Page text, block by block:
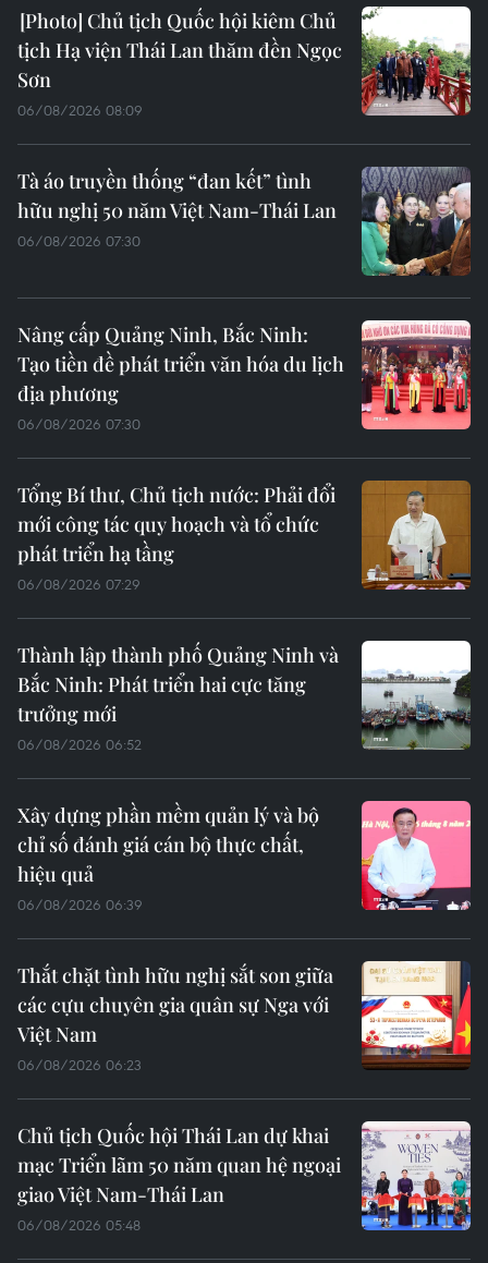
Chủ tịch Quốc hội kiêm Chủ
tịch Hạ viện Thái Lan thăm đền Ngọc
Sơn
06/08/2026 08:09
Tà áo truyền thống “đan kết” tình
hữu nghị 50 năm Việt Nam-Thái Lan
06/08/2026 07:30
Nâng cấp Quảng Ninh, Bắc Ninh:
Tạo tiền đề phát triển văn hóa du lịch
địa phương
06/08/2026 07:30
Tổng Bí thư, Chủ tịch nước: Phải đổi
mới công tác quy hoạch và tổ chức
phát triển hạ tầng
06/08/2026 07:29
Thành lập thành phố Quảng Ninh và
Bắc Ninh: Phát triển hai cực tăng
trưởng mới
06/08/2026 06:52
Xây dựng phần mềm quản lý và bộ
chỉ số đánh giá cán bộ thực chất,
hiệu quả
06/08/2026 06:39
Thắt chặt tình hữu nghị sắt son giữa
các cựu chuyên gia quân sự Nga với
Việt Nam
06/08/2026 06:23
Chủ tịch Quốc hội Thái Lan dự khai
mạc Triển lãm 50 năm quan hệ ngoại
giao Việt Nam-Thái Lan
06/08/2026 05:48